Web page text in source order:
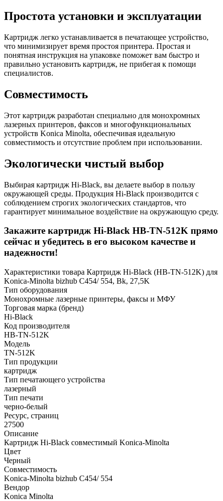
Простота установки и эксплуатации
Картридж легко устанавливается в печатающее устройство,
что минимизирует время простоя принтера. Простая и
понятная инструкция на упаковке поможет вам быстро и
правильно установить картридж, не прибегая к помощи
специалистов.
Совместимость
Этот картридж разработан специально для монохромных
лазерных принтеров, факсов и многофункциональных
устройств Konica Minolta, обеспечивая идеальную
совместимость и отсутствие проблем при использовании.
Экологически чистый выбор
Выбирая картридж Hi-Black, вы делаете выбор в пользу
окружающей среды. Продукция Hi-Black производится с
соблюдением строгих экологических стандартов, что
гарантирует минимальное воздействие на окружающую среду.
Закажите картридж Hi-Black HB-TN-512K прямо
сейчас и убедитесь в его высоком качестве и
надежности!
Характеристики товара Картридж Hi-Black (HB-TN-512K) для
Konica-Minolta bizhub C454/ 554, Bk, 27,5K
Тип оборудования
Монохромные лазерные принтеры, факсы и МФУ
Торговая марка (бренд)
Hi-Black
Код производителя
HB-TN-512K
Модель
TN-512K
Тип продукции
картридж
Тип печатающего устройства
лазерный
Тип печати
черно-белый
Ресурс, страниц
27500
Описание
Картридж Hi-Black совместимый Konica-Minolta
Цвет
Черный
Совместимость
Konica-Minolta bizhub C454/ 554
Вендор
Konica Minolta